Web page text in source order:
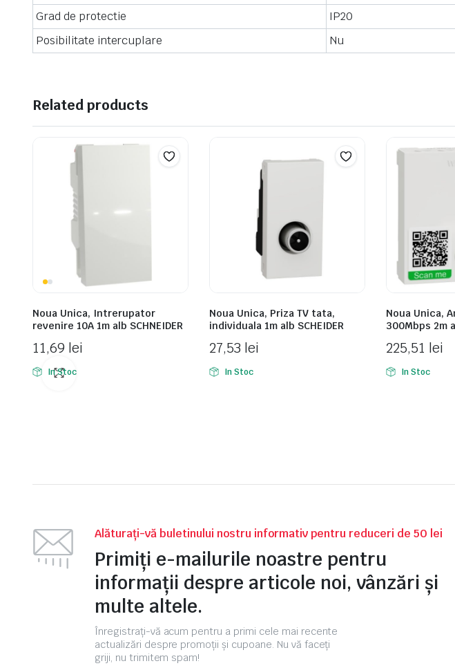
Grad de protectie
IP20
Posibilitate intercuplare
Nu
Related products
Noua Unica, Intrerupator
revenire 10A 1m alb SCHNEIDER
11,69 lei
In Stoc
Noua Unica, Priza TV tata,
individuala 1m alb SCHEIDER
27,53 lei
In Stoc
Noua Unica,
300Mbps 2m
225,51 lei
In Stoc
Alăturați-vă buletinului nostru informativ pentru reduceri de 50 lei
Primiți e-mailurile noastre pentru
informații despre articole noi, vânzări și
multe altele.
Înregistrați-vă acum pentru a primi cele mai recente
actualizări despre promoții și cupoane. Nu vă faceți
griji, nu trimitem spam!